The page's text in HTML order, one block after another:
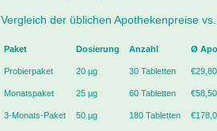
Vergleich der üblichen Apothekenpreise
Paket Dosierung Anzahl Ø
Probierpaket 20 µg 30 Tabletten €29,80
Monatspaket 25 µg 60 Tabletten €58,50
3-Monats-Paket 50 µg 180 Tabletten